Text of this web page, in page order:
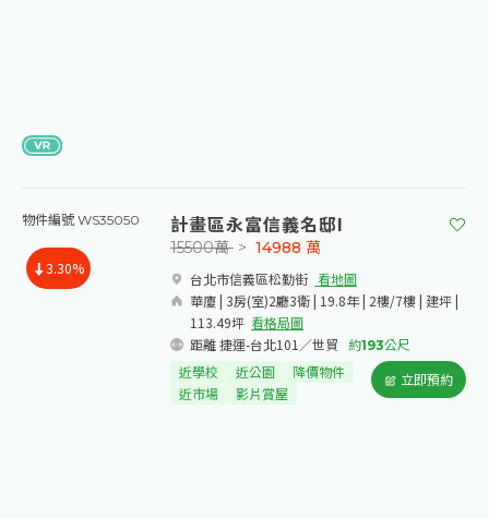
物件編號 WS35050
3.30%
計畫區永富信義名邸I
台北市信義區松勤街​ 看地圖
華廈 | 3房(室)2廳3衛 | 19.8年 | 2樓/7樓 | 建坪 |
113.49坪 看格局圖
距離 捷運-台北101／世貿
約193公尺
15500萬 > 14988 萬
近學校 近公園
降價物件
近市場
影片賞屋
立即預約